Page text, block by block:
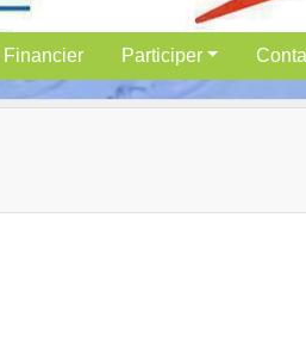
Participer